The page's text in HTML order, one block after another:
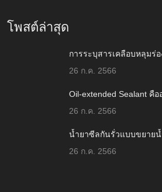
โพสต์ล่าสุด
การระบุสารเคลือบหลุมร่
26 ก.ค. 2566
Oil-extended Sealant คือ
26 ก.ค. 2566
น้ำยาซีลกันรั่วแบบขยาย
26 ก.ค. 2566